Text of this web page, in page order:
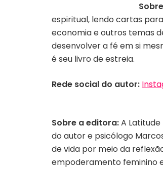
espiritual, lendo cartas
economia e outros temas
desenvolver a fé em si
é seu livro de estreia.
Rede social do autor:
Sobre a editora:A
do autor e psicólogo
de vida por meio da
empoderamento feminino